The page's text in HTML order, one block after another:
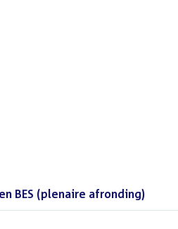
BES (plenaire afronding)